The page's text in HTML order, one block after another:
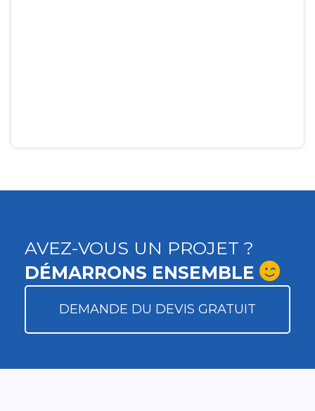
AVEZ-VOUS UN PROJET ?
DÉMARRONS ENSEMBLE
DEMANDE DU DEVIS GRATUIT